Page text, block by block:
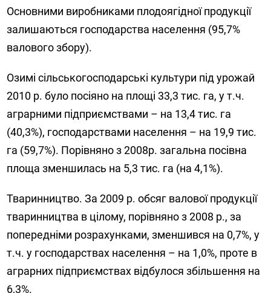
Основними виробниками плодоягідної продукції
залишаються господарства населення (95,7%
валового збору).
Озимі сільськогосподарські культури під урожай
2010 р. було посіяно на площі 33,3 тис. га, у т.ч.
аграрними підприємствами – на 13,4 тис. га
(40,3%), господарствами населення – на 19,9 тис.
га (59,7%). Порівняно з 2008р. загальна посівна
площа зменшилась на 5,3 тис. га (на 4,1%).
Тваринництво. За 2009 р. обсяг валової продукції
тваринництва в цілому, порівняно з 2008 р., за
попередніми розрахунками, зменшився на 0,7%, у
т.ч. у господарствах населення – на 1,0%, проте в
аграрних підприємствах відбулося збільшення на
6,3%.